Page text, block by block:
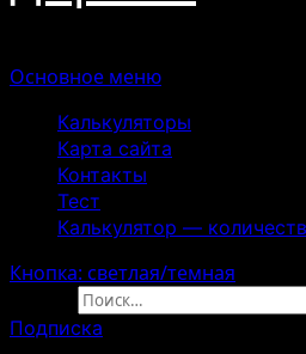
Основное меню
Калькуляторы
Карта сайта
Контакты
Тест
Калькулятор —
Кнопка: светлая/темная
Подписка